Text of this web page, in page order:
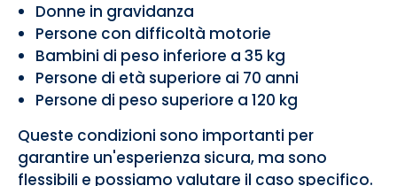
Donne in gravidanza
Persone con difficoltà motorie
Bambini di peso inferiore a 35 kg
Persone di età superiore ai 70 anni
Persone di peso superiore a 120 kg
Queste condizioni sono importanti per
garantire un'esperienza sicura, ma sono
flessibili e possiamo valutare il caso specifico.